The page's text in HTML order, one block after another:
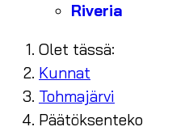
Riveria
Olet tässä:
Kunnat
Tohmajärvi
Päätöksenteko